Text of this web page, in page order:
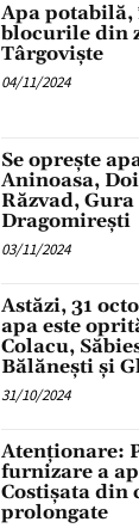
Apa
blocurile din
Târgoviște
04/11/2024
Se oprește
Aninoasa,
Răzvad,
Dragomirești
03/11/2024
Astăzi, 31
apa este
Colacu,
Bălănești și
31/10/2024
Atenționare:
furnizare a
Costișata din
prolongate